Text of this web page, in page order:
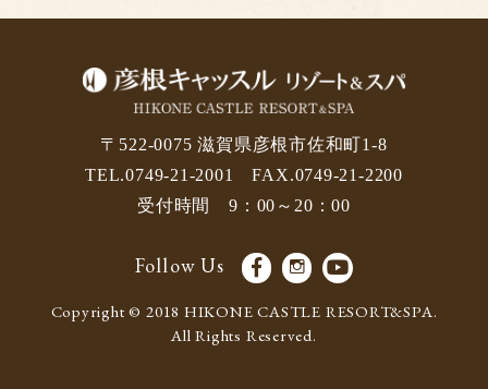
〒522-0075 滋賀県彦根市佐和町1-8
TEL.0749-21-2001 FAX.0749-21-2200
受付時間 9：00～20：00
Follow Us
Copyright © 2018 HIKONE CASTLE RESORT&SPA.
All Rights Reserved.